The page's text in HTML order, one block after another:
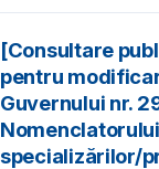
[Consultare
pentru
Guvernului nr.
specializărilor/